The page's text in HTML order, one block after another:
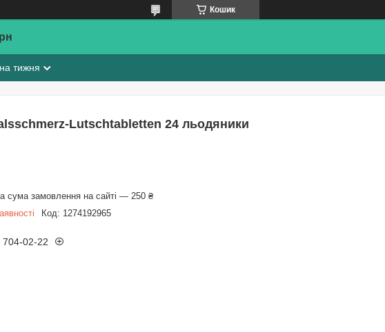
Кошик
тижня
Lutschtabletten 24 льодяники
сума замовлення на сайті — 250 ₴
Код: 1274192965
02-22